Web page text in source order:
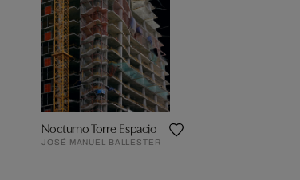
Nocturno Torre Espacio
JOSÉ MANUEL BALLESTER